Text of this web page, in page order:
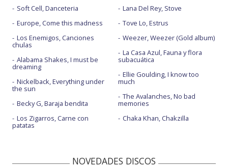
Soft Cell, Danceteria
Europe, Come this madness
Los Enemigos, Canciones
chulas
Alabama Shakes, I must be
dreaming
Nickelback, Everything under
the sun
Becky G, Baraja bendita
Los Zigarros, Carne con
patatas
Lana Del Rey, Stove
Tove Lo, Estrus
Weezer, Weezer (Gold album)
La Casa Azul, Fauna y flora
subacuática
Ellie Goulding, I know too
much
The Avalanches, No bad
memories
Chaka Khan, Chakzilla
NOVEDADES DISCOS